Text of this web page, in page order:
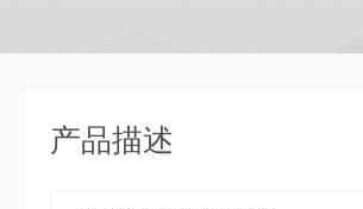
产品描述